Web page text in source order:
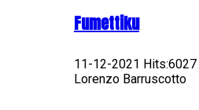
Fumettiku
11-12-2021 Hits:6027
Lorenzo Barruscotto